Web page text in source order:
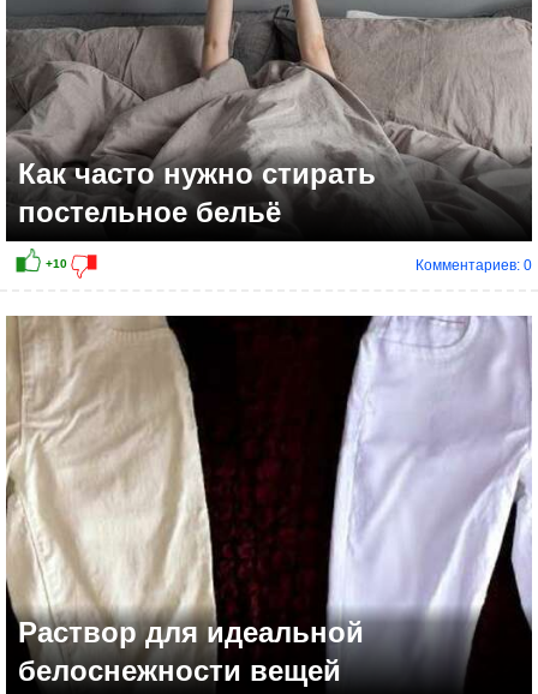
+8
Как часто нужно стирать
постельное бельё
Комментариев: 0
Раствор для идеальной
белоснежности вещей